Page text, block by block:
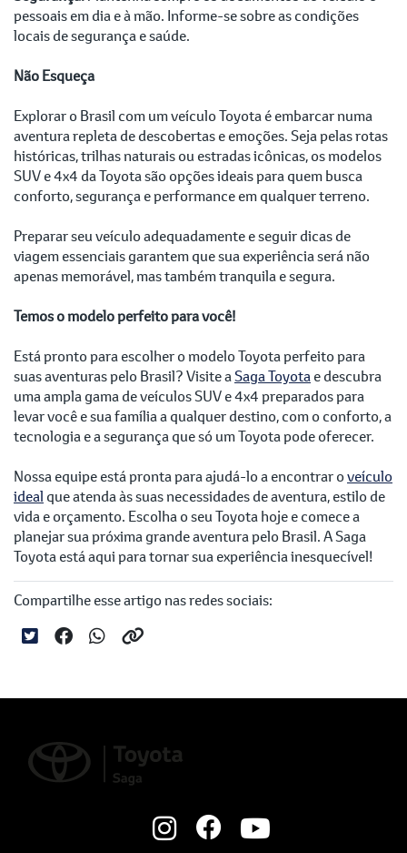
pessoais em dia e à mão. Informe-se sobre as condições
locais de segurança e saúde.
Não Esqueça
Explorar o Brasil com um veículo Toyota é embarcar numa
aventura repleta de descobertas e emoções. Seja pelas rotas
históricas, trilhas naturais ou estradas icônicas, os modelos
SUV e 4x4 da Toyota são opções ideais para quem busca
conforto, segurança e performance em qualquer terreno.
Preparar seu veículo adequadamente e seguir dicas de
viagem essenciais garantem que sua experiência será não
apenas memorável, mas também tranquila e segura.
Temos o modelo perfeito para você!
Está pronto para escolher o modelo Toyota perfeito para
suas aventuras pelo Brasil? Visite aSaga Toyotae descubra
uma ampla gama de veículos SUV e 4x4 preparados para
levar você e sua família a qualquer destino, com o conforto, a
tecnologia e a segurança que só um Toyota pode oferecer.
Nossa equipe está pronta para ajudá-lo a encontrar oveículo
ideal que atenda às suas necessidades de aventura, estilo de
vida e orçamento. Escolha o seu Toyota hoje e comece a
planejar sua próxima grande aventura pelo Brasil. A Saga
Toyota está aqui para tornar sua experiência inesquecível!
Compartilhe esse artigo nas redes sociais: